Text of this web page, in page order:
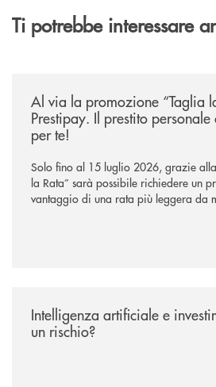
Ti potrebbe interessare
Al via la promozione “Taglia
Prestipay. Il prestito
per te!
Solo fino al 15 luglio 2026, grazie
la Rata” sarà possibile richiedere un
vantaggio di una rata più leggera da
Intelligenza artificiale e
un rischio?